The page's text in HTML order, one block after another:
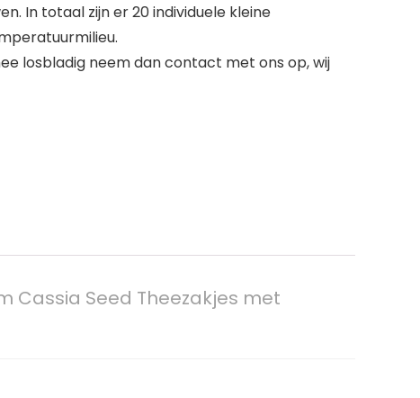
In totaal zijn er 20 individuele kleine
losbladig neem dan contact met ons op, wij
Cassia Seed Theezakjes met